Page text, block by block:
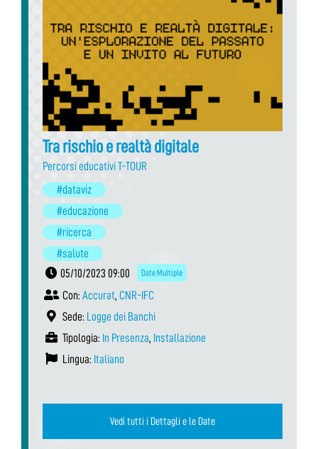
Tra rischio e realtà digitale
Percorsi educativi T-TOUR
#dataviz
#educazione
#ricerca
#salute
05/10/2023 09:00
Date Multiple
Con: Accurat, CNR-IFC
Sede: Logge dei Banchi
Tipologia: In Presenza, Installazione
Lingua: Italiano
Vedi tutti i Dettagli e le Date